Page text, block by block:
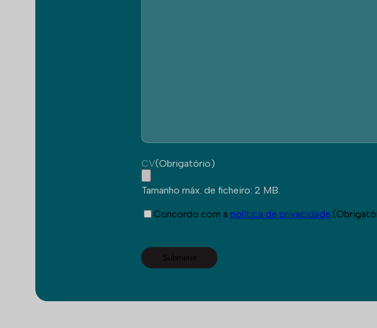
C.V(Obrigatório)
Tamanho máx. de ficheiro: 2 MB.
recaptcha(Obrigatório)
Concordo com a política de privacidade